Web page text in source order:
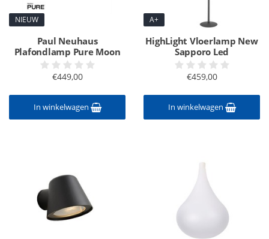
NIEUW
Paul Neuhaus
Plafondlamp Pure Moon
€449,00
In winkelwagen
A+
HighLight Vloerlamp New
Sapporo Led
€459,00
In winkelwagen